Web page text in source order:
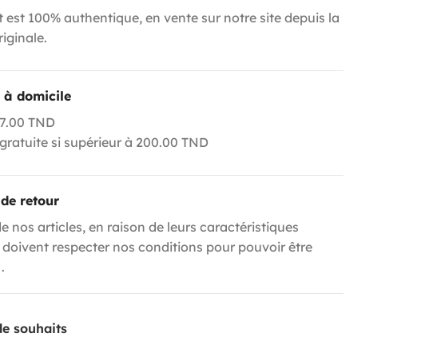
est 100% authentique, en vente sur notre site depuis la
domicile
TND
si supérieur à 200.00 TND
retour
nos articles, en raison de leurs caractéristiques
doivent respecter nos conditions pour pouvoir être
souhaits